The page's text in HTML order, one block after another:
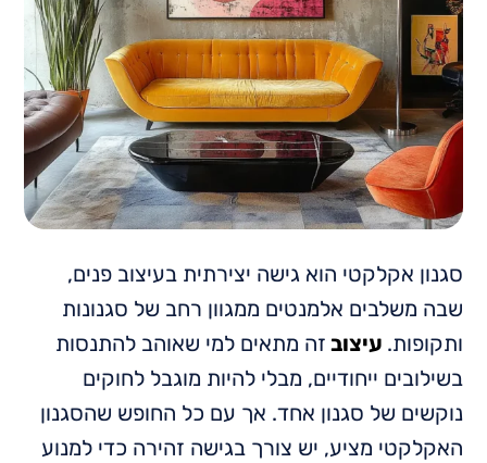
סגנון אקלקטי הוא גישה יצירתית בעיצוב פנים,
שבה משלבים אלמנטים ממגוון רחב של סגנונות
ותקופות. עיצוב זה מתאים למי שאוהב להתנסות
בשילובים ייחודיים, מבלי להיות מוגבל לחוקים
נוקשים של סגנון אחד. אך עם כל החופש שהסגנון
האקלקטי מציע, יש צורך בגישה זהירה כדי למנוע